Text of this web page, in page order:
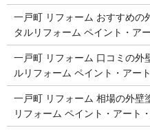
一戸町 リフォーム おすすめの
タルリフォーム ペイント・ア
一戸町 リフォーム 口コミの外
ルリフォーム ペイント・アー
一戸町 リフォーム 相場の外壁
リフォーム ペイント・アート